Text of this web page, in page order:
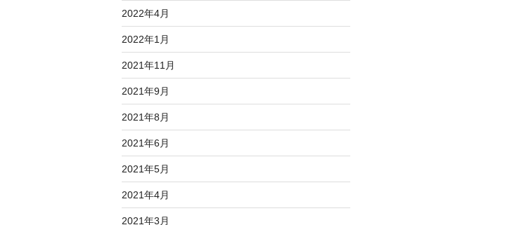
2022年4月
2022年1月
2021年11月
2021年9月
2021年8月
2021年6月
2021年5月
2021年4月
2021年3月